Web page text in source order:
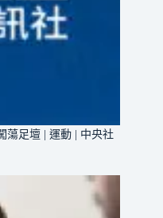
足壇 | 運動 | 中央社